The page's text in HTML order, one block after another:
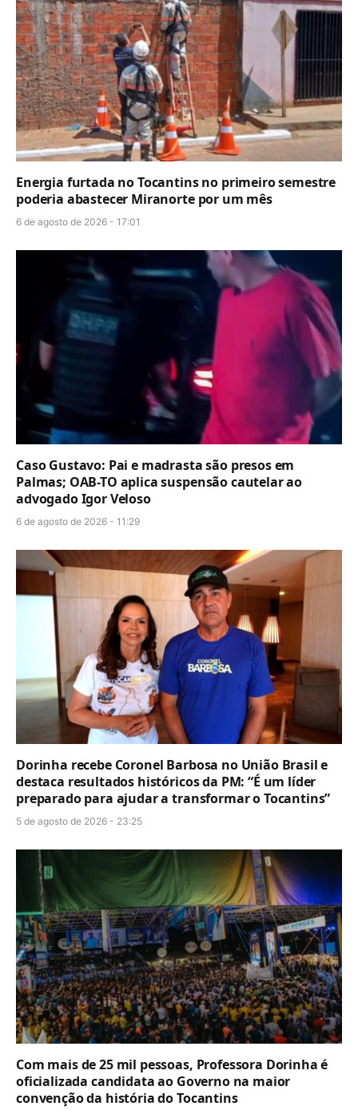
Energia furtada no Tocantins no primeiro semestre
poderia abastecer Miranorte por um mês
6 de agosto de 2026 - 17:01
Caso Gustavo: Pai e madrasta são presos em
Palmas; OAB-TO aplica suspensão cautelar ao
advogado Igor Veloso
6 de agosto de 2026 - 11:29
Dorinha recebe Coronel Barbosa no União Brasil e
destaca resultados históricos da PM: “É um líder
preparado para ajudar a transformar o Tocantins”
5 de agosto de 2026 - 23:25
Com mais de 25 mil pessoas, Professora Dorinha é
oficializada candidata ao Governo na maior
convenção da história do Tocantins